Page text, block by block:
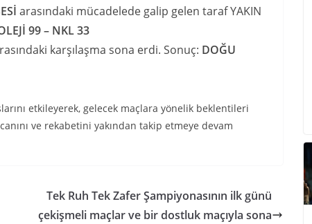
arasındaki mücadelede galip gelen taraf YAKIN
99 – NKL 33
karşılaşma sona erdi. Sonuç: DOĞU
etkileyerek, gelecek maçlara yönelik beklentileri
ve rekabetini yakından takip etmeye devam
Tek Ruh Tek Zafer Şampiyonasının ilk günü
çekişmeli maçlar ve bir dostluk maçıyla sona